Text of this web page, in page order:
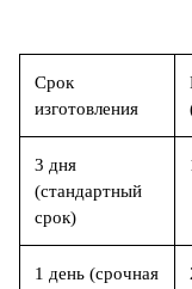
Срок
изготовления
3 дня
(стандартный
срок)
1 день (срочная